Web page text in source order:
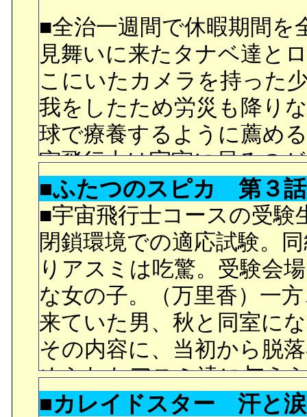
翡翠さんと秋葉で六角関
○今回の使徒は行方不明に
を殺すことはなかなか出
を殺人鬼だと言っていた
なのかと思っていたらし
い。
○志貴が吐いたので、薬
イド。中には生理痛の薬
常識の無さっぷりです。
○ビルの屋上から街を見
この街に以前来たことが
生きてきたのだと言う事
は無いのかな？
○志貴の無題外出に気づ
のかな？
るのですが……と言うこ
ド仮面はコスプレという
○元基お兄さんをデート
れたレイちゃんとまこち
んがいません。
○デート先の遊園地は
○迷路（入り口だけは
元基とハンカチで手を繋
な壁に分断されてしまい
思ったら、単純に元基お
いなのがちょっと拍子抜
○その後、元基お兄さん
きり、アニメ版通りにま
かと思いきや、元基お兄
で、そういう展開にはな
■全治一週間で休暇期間
見舞いに来たタナベ達と
こにいたカメラを持った
我をしたため労災も降り
球で療養するように薦め
宙飛行士は宇宙に居るの
にいたキャリア二十数年
は、ハチマキにトレーニ
○忍者の皆さんは、とっ
慣れていた方が、そっと
うか。忍者グッズが置き
ト（笑）
○タナベが忍者ごっこと
■ふたつのスピカ 第３
■宇宙飛行士コースの受
閉鎖環境での適応試験。
りアスミは吃驚。受験会
な女の子。（万里香）一
来ていた男、秋と同室に
その内容に、当初から脱
められたアスミ達に与え
■カレイドスター 汗と